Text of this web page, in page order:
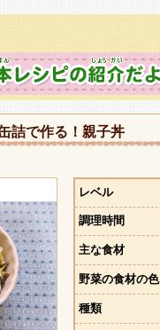
詰で作る！親子丼
レベル
調理時間
主な食材
野菜の食材の色
種類